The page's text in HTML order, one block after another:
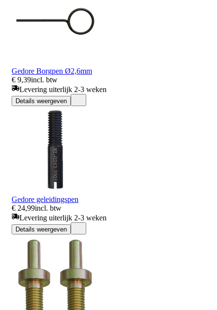
Gedore Borgpen Ø2,6mm
€ 9,39incl. btw
Levering uiterlijk 2-3 weken
Details weergeven
Gedore geleidingspen
€ 24,99incl. btw
Levering uiterlijk 2-3 weken
Details weergeven